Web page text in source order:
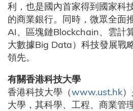
利，也是國內首家得到國家科
的商業銀行。同時，微眾全面
AI、區塊鏈Blockchain、雲計
大數據Big Data）科技發展戰
領先。
有關香港科技大學
香港科技大學（www.ust.hk
大學，其科學、工程、商業管